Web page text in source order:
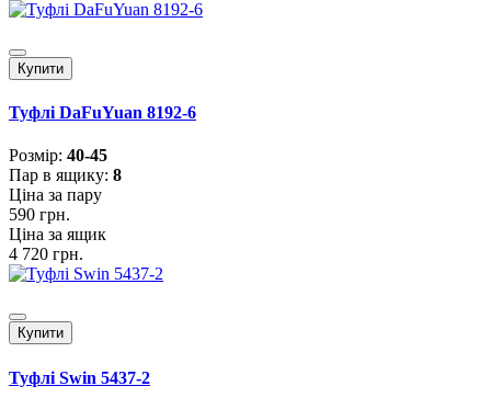
Купити
Туфлі DaFuYuan 8192-6
Розмiр: 40-45
Пар в ящику: 8
Ціна за пару
590 грн.
Ціна за ящик
4 720 грн.
Купити
Туфлі Swin 5437-2